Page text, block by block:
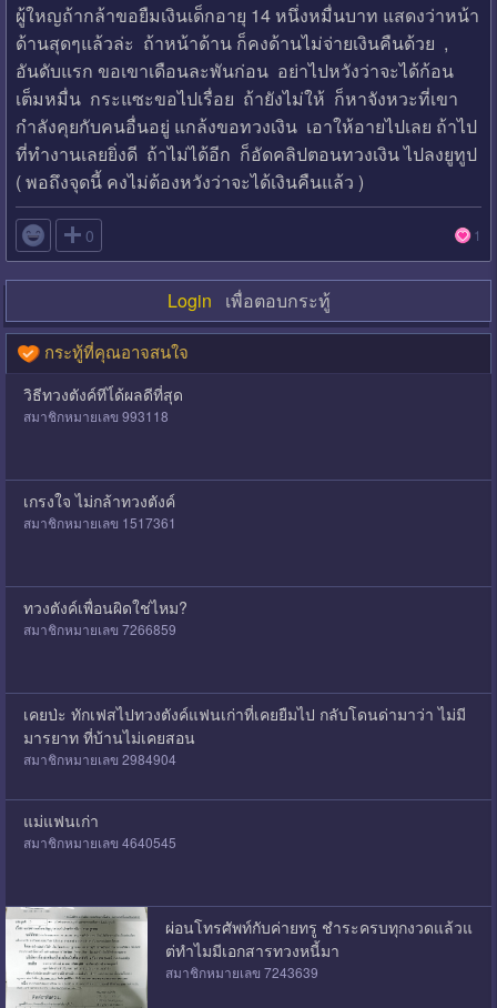
ผู้ใหญถ้ากล้าขอยืมเงินเด็กอายุ 14 หนึ่งหมื่นบาท แสดงว่าหน้า
ด้านสุดๆแล้วล่ะ ถ้าหน้าด้าน ก็คงด้านไม่จ่ายเงินคืนด้วย ,
อันดับแรก ขอเขาเดือนละพันก่อน อย่าไปหวังว่าจะได้ก้อน
เต็มหมื่น กระแซะขอไปเรื่อย ถ้ายังไม่ให้ ก็หาจังหวะที่เขา
กำลังคุยกับคนอื่นอยู่ แกล้งขอทวงเงิน เอาให้อายไปเลย ถ้าไป
ที่ทำงานเลยยิ่งดี ถ้าไม่ได้อีก ก็อัดคลิปตอนทวงเงิน ไปลงยูทูป
( พอถึงจุดนี้ คงไม่ต้องหวังว่าจะได้เงินคืนแล้ว )
 0 1
Login เพื่อตอบกระทู้
กระทู้ที่คุณอาจสนใจ
วิธีทวงตังค์ทีไ่ด้ผลดีที่สุด
สมาชิกหมายเลข 993118
เกรงใจ ไม่กล้าทวงตังค์
สมาชิกหมายเลข 1517361
ทวงตังค์เพื่อนผิดใช่ไหม?
สมาชิกหมายเลข 7266859
เคยป่ะ ทักเฟสไปทวงตังค์แฟนเก่าที่เคยยืมไป กลับโดนด่ามาว่า ไม่มี
มารยาท ที่บ้านไม่เคยสอน
สมาชิกหมายเลข 2984904
แม่แฟนเก่า
สมาชิกหมายเลข 4640545
ผ่อนโทรศัพท์กับค่ายทรู ชำระครบทุกงวดแล้วแ
ต่ทำไมมีเอกสารทวงหนี้มา
สมาชิกหมายเลข 7243639